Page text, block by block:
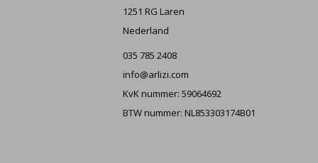
1251 RG Laren
Nederland
035 785 2408
info@arlizi.com
KvK nummer: 59064692
BTW nummer: NL853303174B01